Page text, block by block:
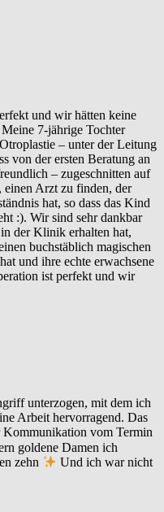
und wir hätten keine
7-jährige Tochter
– unter der Leitung
von der ersten Beratung an
– zugeschnitten auf
einen Arzt zu finden, der
hat, so dass das Kind
:). Wir sind sehr dankbar
der Klinik erhalten hat,
buchstäblich magischen
und ihre echte erwachsene
ist perfekt und wir
unterzogen, mit dem ich
Arbeit hervorragend. Das
Kommunikation vom Termin
goldene Damen ich
zehn
Und ich war nicht